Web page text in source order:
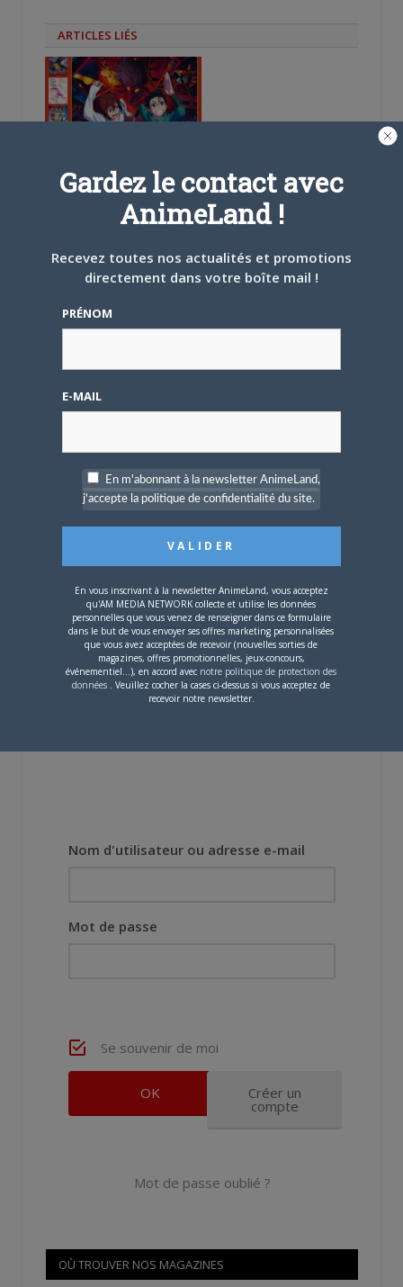
ARTICLES LIÉS
L’AnimeLand Hors-Série
– Spécial Posters est
Une nouvelle série TV
pour 2027
0
[Entretien] Mokochan : «
projet, il était déjà
demandé de suivre au
mieux le manga
originel.»
vous connecter pour laisser un
Nom d'utilisateur ou adresse e-mail
Mot de passe
Se souvenir de moi
Créer un
compte
Mot de passe oublié ?
OÙ TROUVER NOS MAGAZINES
Gardez le contact avec
AnimeLand !
Recevez toutes nos actualités et promotions
directement dans votre boîte mail !
PRÉNOM
E-MAIL
En m'abonnant à la newsletter AnimeLand,
j'accepte la politique de confidentialité du site.
En vous inscrivant à la newsletter AnimeLand, vous acceptez
qu'AM MEDIA NETWORK collecte et utilise les données
personnelles que vous venez de renseigner dans ce formulaire
dans le but de vous envoyer ses offres marketing personnalisées
que vous avez acceptées de recevoir (nouvelles sorties de
magazines, offres promotionnelles, jeux-concours,
événementiel...), en accord avec notre politique de protection des
données . Veuillez cocher la cases ci-dessus si vous acceptez de
recevoir notre newsletter.